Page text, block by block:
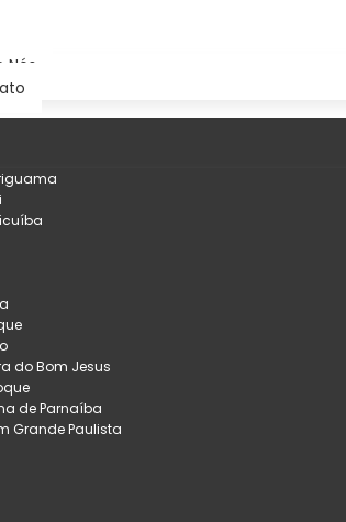
Nós
do Bom Jesus
de Parnaíba
Grande Paulista